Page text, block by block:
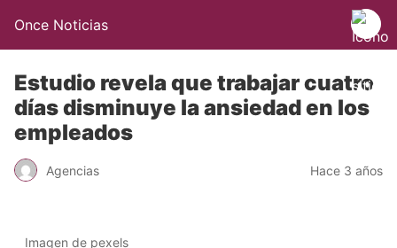
Once Noticias
Estudio revela que trabajar cuatro
días disminuye la ansiedad en los
empleados
Agencias Hace 3 años
Imagen de pexels